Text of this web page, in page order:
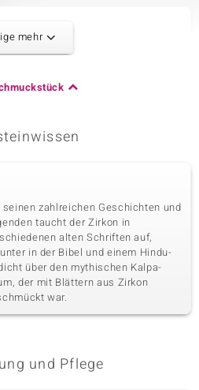
2 à 1,5 mm
Rundschliff
Kambodscha
4 à 1,4 mm
Schliff
Rundschliff
Herkunft
Kambodscha
4 à 1,2 mm
mehr
seinen zahlreichen Geschichten und
taucht der Zirkon in
alten Schriften auf,
in der Bibel und einem Hindu-
über den mythischen Kalpa-
der mit Blättern aus Zirkon
war.
und Pflege